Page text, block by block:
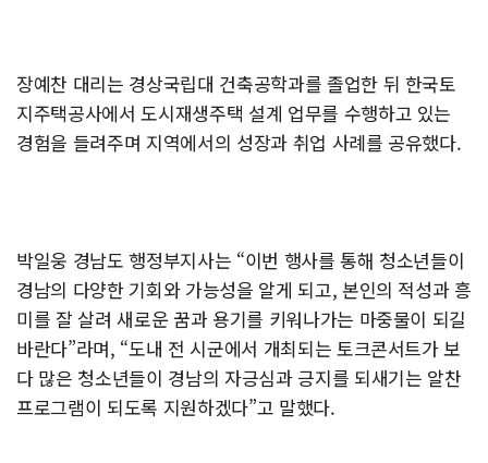
장예찬 대리는 경상국립대 건축공학과를 졸업한 뒤 한국토
지주택공사에서 도시재생주택 설계 업무를 수행하고 있는
경험을 들려주며 지역에서의 성장과 취업 사례를 공유했다.
박일웅 경남도 행정부지사는 “이번 행사를 통해 청소년들이
경남의 다양한 기회와 가능성을 알게 되고, 본인의 적성과 흥
미를 잘 살려 새로운 꿈과 용기를 키워나가는 마중물이 되길
바란다”라며, “도내 전 시군에서 개최되는 토크콘서트가 보
다 많은 청소년들이 경남의 자긍심과 긍지를 되새기는 알찬
프로그램이 되도록 지원하겠다”고 말했다.